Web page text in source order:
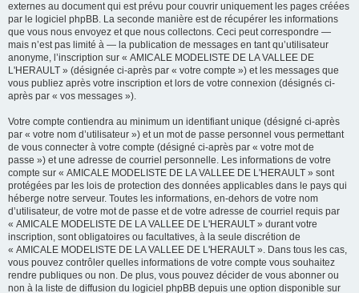
externes au document qui est prévu pour couvrir uniquement les pages créées
par le logiciel phpBB. La seconde manière est de récupérer les informations
que vous nous envoyez et que nous collectons. Ceci peut correspondre —
mais n’est pas limité à — la publication de messages en tant qu’utilisateur
anonyme, l’inscription sur « AMICALE MODELISTE DE LA VALLEE DE
L'HERAULT » (désignée ci-après par « votre compte ») et les messages que
vous publiez après votre inscription et lors de votre connexion (désignés ci-
après par « vos messages »).
Votre compte contiendra au minimum un identifiant unique (désigné ci-après
par « votre nom d’utilisateur ») et un mot de passe personnel vous permettant
de vous connecter à votre compte (désigné ci-après par « votre mot de
passe ») et une adresse de courriel personnelle. Les informations de votre
compte sur « AMICALE MODELISTE DE LA VALLEE DE L'HERAULT » sont
protégées par les lois de protection des données applicables dans le pays qui
héberge notre serveur. Toutes les informations, en-dehors de votre nom
d’utilisateur, de votre mot de passe et de votre adresse de courriel requis par
« AMICALE MODELISTE DE LA VALLEE DE L'HERAULT » durant votre
inscription, sont obligatoires ou facultatives, à la seule discrétion de
« AMICALE MODELISTE DE LA VALLEE DE L'HERAULT ». Dans tous les cas,
vous pouvez contrôler quelles informations de votre compte vous souhaitez
rendre publiques ou non. De plus, vous pouvez décider de vous abonner ou
non à la liste de diffusion du logiciel phpBB depuis une option disponible sur